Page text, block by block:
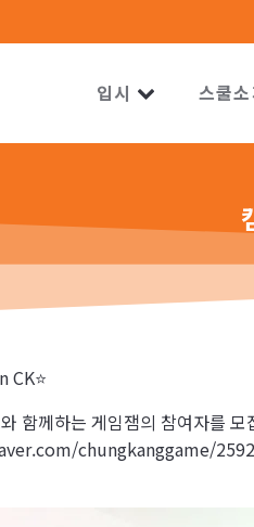
입시 스쿨
CK⭐️
함께하는 게임잼의 참여자를 모
chungkanggame/